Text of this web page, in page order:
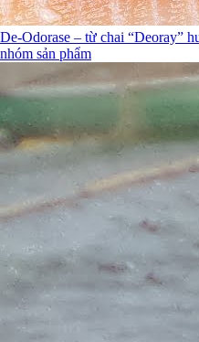
De-Odorase – từ chai “Deoray”
nhóm sản phẩm